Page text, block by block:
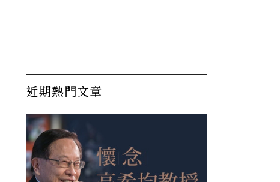
近期熱門文章